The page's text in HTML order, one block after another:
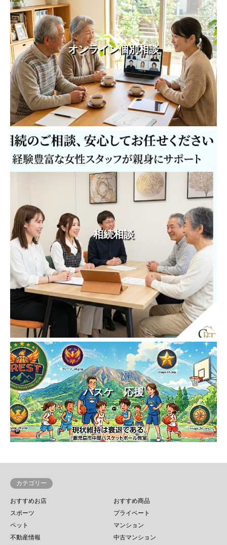
オンライン個別相談
相続相談
バスケ 応援
カテゴリー
おすすめお店
おすすめ商品
スポーツ
プライベート
ペット
マンション
不動産情報
中古マンション